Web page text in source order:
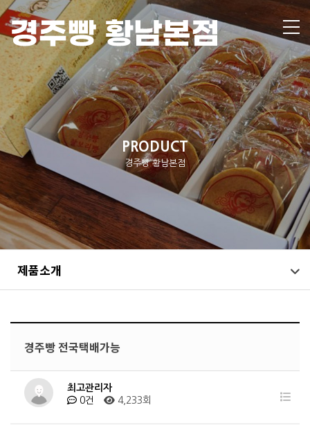
PRODUCT
경주빵 황남본점
제품소개
경주빵 전국택배가능
최고관리자
0건
4,233회